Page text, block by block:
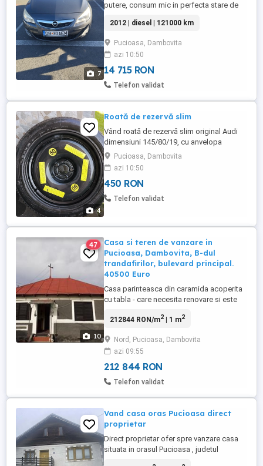
7
putere, consum mic in perfecta stare de
la primărie,mai multe detalii la telefon!!
2012 | diesel | 121000 km
Pucioasa, Dambovita
azi 10:50
14 715 RON
Telefon validat
4
Roată de rezervă slim
Vând roată de rezervă slim original Audi
dimensiuni 145/80/19, cu anvelopa
continental , nu a fost folosita...
Pucioasa, Dambovita
azi 10:50
450 RON
Telefon validat
10
47
Casa si teren de vanzare in
Pucioasa, Dambovita, B-dul
trandafirilor, bulevard principal.
40500 Euro
Casa parinteasca din caramida acoperita
cu tabla - care necesita renovare si este
formata din hol, 2 camere si dresing si
camera, hol, baie, bucatarie, pivnita ),
toate mobilate. Suprafata utila= 85mp,
suprafata desfasurata ...
212844 RON/m2| 1 m2
Nord, Pucioasa, Dambovita
azi 09:55
212 844 RON
Telefon validat
Vand casa oras Pucioasa direct
proprietar
Direct proprietar ofer spre vanzare casa
situata in orasul Pucioasa , judetul